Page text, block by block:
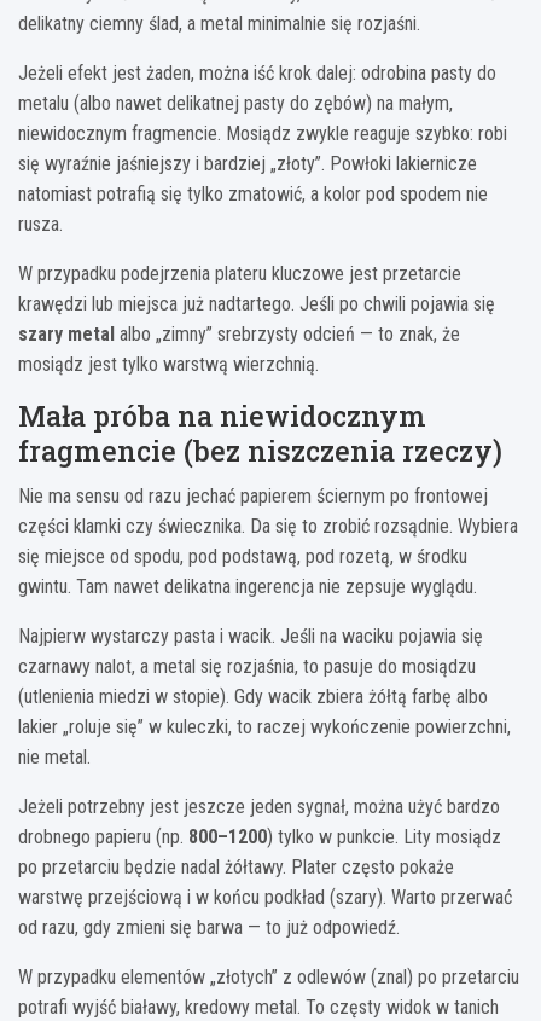
delikatny ciemny ślad, a metal minimalnie się rozjaśni.
Jeżeli efekt jest żaden, można iść krok dalej: odrobina pasty do
metalu (albo nawet delikatnej pasty do zębów) na małym,
niewidocznym fragmencie. Mosiądz zwykle reaguje szybko: robi
się wyraźnie jaśniejszy i bardziej „złoty”. Powłoki lakiernicze
natomiast potrafią się tylko zmatowić, a kolor pod spodem nie
rusza.
W przypadku podejrzenia plateru kluczowe jest przetarcie
krawędzi lub miejsca już nadtartego. Jeśli po chwili pojawia się
szary metal albo „zimny” srebrzysty odcień — to znak, że
mosiądz jest tylko warstwą wierzchnią.
Mała próba na niewidocznym
fragmencie (bez niszczenia rzeczy)
Nie ma sensu od razu jechać papierem ściernym po frontowej
części klamki czy świecznika. Da się to zrobić rozsądnie. Wybiera
się miejsce od spodu, pod podstawą, pod rozetą, w środku
gwintu. Tam nawet delikatna ingerencja nie zepsuje wyglądu.
Najpierw wystarczy pasta i wacik. Jeśli na waciku pojawia się
czarnawy nalot, a metal się rozjaśnia, to pasuje do mosiądzu
(utlenienia miedzi w stopie). Gdy wacik zbiera żółtą farbę albo
lakier „roluje się” w kuleczki, to raczej wykończenie powierzchni,
nie metal.
Jeżeli potrzebny jest jeszcze jeden sygnał, można użyć bardzo
drobnego papieru (np. 800–1200) tylko w punkcie. Lity mosiądz
po przetarciu będzie nadal żółtawy. Plater często pokaże
warstwę przejściową i w końcu podkład (szary). Warto przerwać
od razu, gdy zmieni się barwa — to już odpowiedź.
W przypadku elementów „złotych” z odlewów (znal) po przetarciu
potrafi wyjść białawy, kredowy metal. To częsty widok w tanich